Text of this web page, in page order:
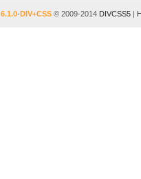
6.1.0-DIV+CSS© 2009-2014 DIVCSS5|